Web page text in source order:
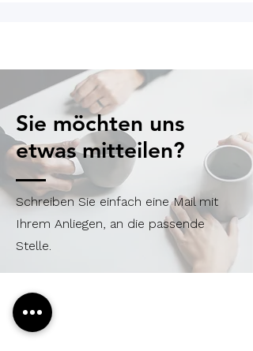
Sie möchten uns
etwas mitteilen?
Schreiben Sie einfach eine Mail mit
Ihrem Anliegen, an die passende
Stelle.